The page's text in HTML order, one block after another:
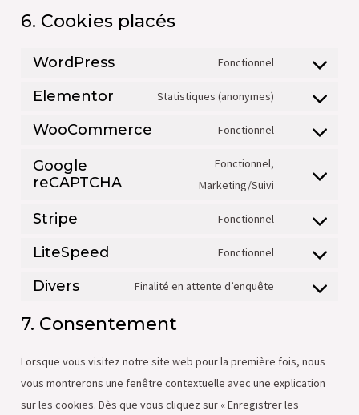
6. Cookies placés
WordPress Fonctionnel
Elementor Statistiques (anonymes)
WooCommerce Fonctionnel
Google
reCAPTCHA
Fonctionnel,
Marketing/Suivi
Stripe Fonctionnel
LiteSpeed Fonctionnel
Divers Finalité en attente d’enquête
7. Consentement
Lorsque vous visitez notre site web pour la première fois, nous
vous montrerons une fenêtre contextuelle avec une explication
sur les cookies. Dès que vous cliquez sur « Enregistrer les